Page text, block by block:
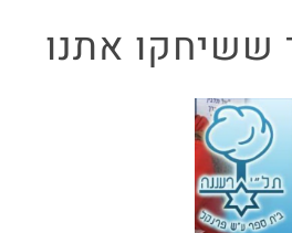
ששיחקו אתנו